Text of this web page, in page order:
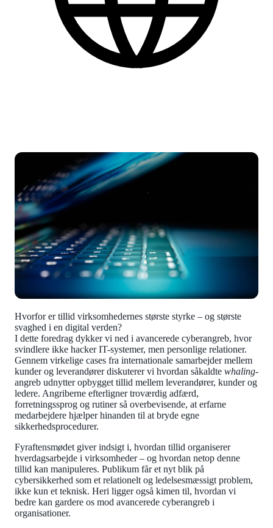
Hvorfor er tillid virksomhedernes største styrke – og største
svaghed i en digital verden?
I dette foredrag dykker vi ned i avancerede cyberangreb, hvor
svindlere ikke hacker IT-systemer, men personlige relationer.
Gennem virkelige cases fra internationale samarbejder mellem
kunder og leverandører diskuterer vi hvordan såkaldte whaling-
angreb udnytter opbygget tillid mellem leverandører, kunder og
ledere. Angriberne efterligner troværdig adfærd,
forretningssprog og rutiner så overbevisende, at erfarne
medarbejdere hjælper hinanden til at bryde egne
sikkerhedsprocedurer.
Fyraftensmødet giver indsigt i, hvordan tillid organiserer
hverdagsarbejde i virksomheder – og hvordan netop denne
tillid kan manipuleres. Publikum får et nyt blik på
cybersikkerhed som et relationelt og ledelsesmæssigt problem,
ikke kun et teknisk. Heri ligger også kimen til, hvordan vi
bedre kan gardere os mod avancerede cyberangreb i
organisationer.